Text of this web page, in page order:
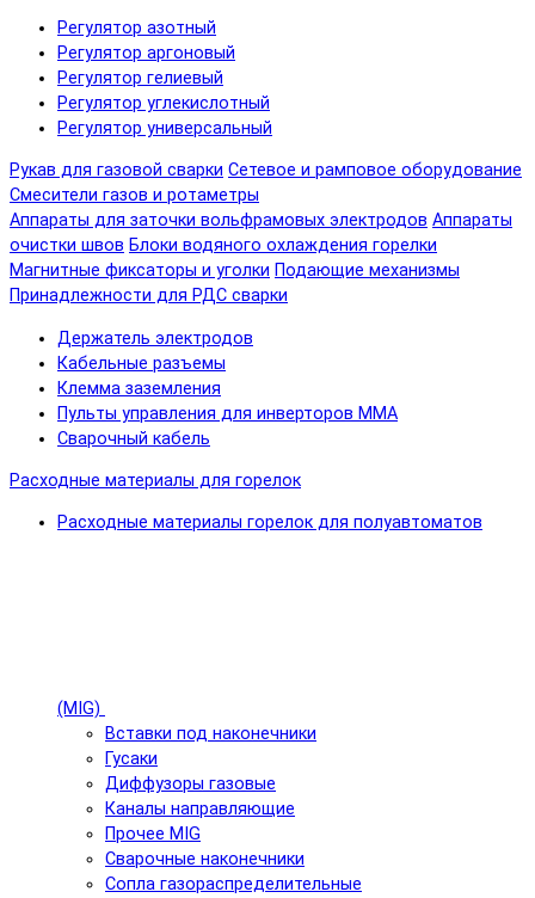
Регулятор азотный
Регулятор аргоновый
Регулятор гелиевый
Регулятор углекислотный
Регулятор универсальный
Рукав для газовой сварки Сетевое и рамповое оборудование
Смесители газов и ротаметры
Аппараты для заточки вольфрамовых электродов Аппараты
очистки швов Блоки водяного охлаждения горелки
Магнитные фиксаторы и уголки Подающие механизмы
Принадлежности для РДС сварки
Держатель электродов
Кабельные разъемы
Клемма заземления
Пульты управления для инверторов MMA
Сварочный кабель
Расходные материалы для горелок
Расходные материалы горелок для полуавтоматов
(MIG)
Вставки под наконечники
Гусаки
Диффузоры газовые
Каналы направляющие
Прочее MIG
Сварочные наконечники
Сопла газораспределительные